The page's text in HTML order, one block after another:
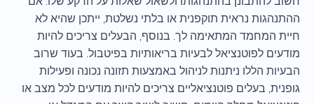
ההתנהגות נראית תוקפנית או בלתי נשלטת, ייתכן שהיא לא
חיית המחמד המתאימה לך. בנוסף, הבעלים צריכים להיות
מודעים לפוטנציאל לבעיות בריאותיות בפיטבול. בעוד שרוב
הבעיות הללו ניתנות לניהול באמצעות תזונה נכונה ופעילות
גופנית, בעלים פוטנציאליים צריכים להיות מודעים לכל מצב או